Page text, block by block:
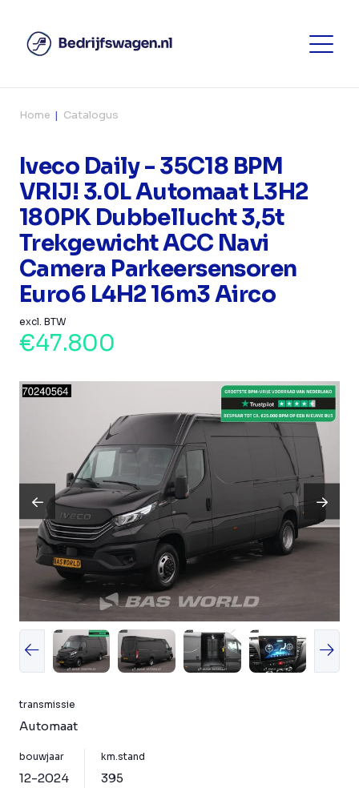
Home Catalogus
Iveco Daily - 35C18 BPM
VRIJ! 3.0L Automaat L3H2
180PK Dubbellucht 3,5t
Trekgewicht ACC Navi
Camera Parkeersensoren
Euro6 L4H2 16m3 Airco
excl. BTW
€47.800
transmissie
Automaat
bouwjaar
12-2024
km.stand
395